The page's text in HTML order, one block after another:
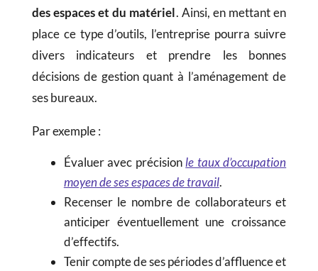
des espaces et du matériel. Ainsi, en mettant en
place ce type d’outils, l’entreprise pourra suivre
divers indicateurs et prendre les bonnes
décisions de gestion quant à l’aménagement de
ses bureaux.
Par exemple :
Évaluer avec précision le taux d’occupation
moyen de ses espaces de travail.
Recenser le nombre de collaborateurs et
anticiper éventuellement une croissance
d’effectifs.
Tenir compte de ses périodes d’affluence et